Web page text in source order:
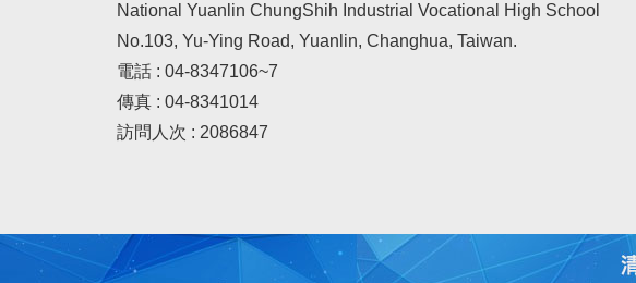
National Yuanlin ChungShih Industrial Vocational High School
No.103, Yu-Ying Road, Yuanlin, Changhua, Taiwan.
電話 : 04-8347106~7
傳真 : 04-8341014
訪問人次 : 2086847